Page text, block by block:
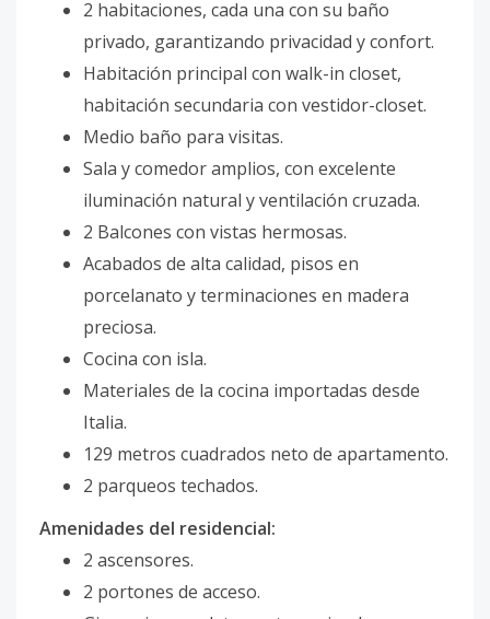
2 habitaciones, cada una con su baño
privado, garantizando privacidad y confort.
Habitación principal con walk-in closet,
habitación secundaria con vestidor-closet.
Medio baño para visitas.
Sala y comedor amplios, con excelente
iluminación natural y ventilación cruzada.
2 Balcones con vistas hermosas.
Acabados de alta calidad, pisos en
porcelanato y terminaciones en madera
preciosa.
Cocina con isla.
Materiales de la cocina importadas desde
Italia.
129 metros cuadrados neto de apartamento.
2 parqueos techados.
Amenidades del residencial:
2 ascensores.
2 portones de acceso.